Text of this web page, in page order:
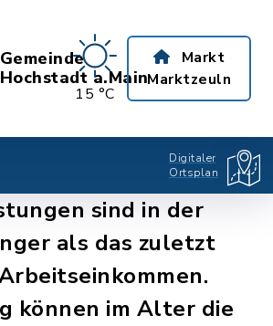
Gemeinde
Hochstadt a.Main
15 °C
Markt
Marktzeuln
Digitaler
Ortsplan
sind in der
als das zuletzt
können im Alter die